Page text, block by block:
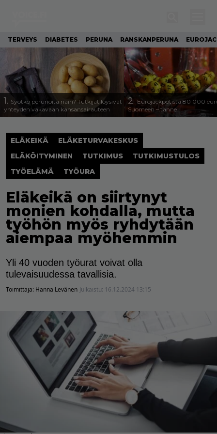
TERVEYS DIABETES PERUNA RANSKANPERUNA
1. Syötkö perunoita näin? Tutkijat löysivät
yhteyden vakavaan kansansairauteen
2. Eurojackpotista 80 000
Suomeen – tänne
ELÄKEIKÄ
ELÄKETURVAKESKUS
ELÄKÖITYMINEN
TUTKIMUS
TUTKIMUSTULOS
TYÖELÄMÄ
TYÖURA
Eläkeikä on siirtynyt
monien kohdalla, mutta
työhön myös ryhdytään
aiempaa myöhemmin
Yli 40 vuoden työurat voivat olla
tulevaisuudessa tavallisia.
Toimittaja: Hanna Levänen Julkaistu: 16.12.2024 13:15